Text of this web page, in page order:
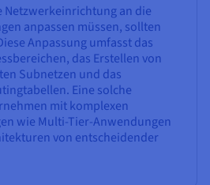
an die
anpassen müssen, sollten
Anpassung umfasst das
das Erstellen von
Subnetzen und das
Eine solche
mit komplexen
wie Multi-Tier-Anwendungen
von entscheidender